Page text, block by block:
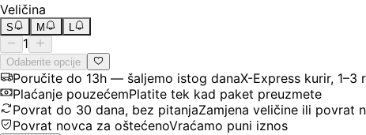
Veličina
S M L
1
Odaberite opcije
Poručite do 13h — šaljemo istog danaX-Express kurir, 1–3
Plaćanje pouzećemPlatite tek kad paket preuzmete
Povrat do 30 dana, bez pitanjaZamjena veličine ili povrat
Povrat novca za oštećenoVraćamo puni iznos